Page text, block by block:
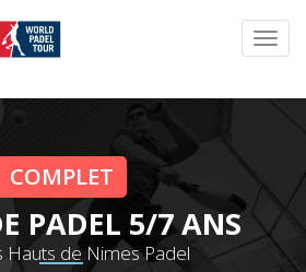
COMPLET
PADEL 5/7 ANS
Hauts de Nimes Padel